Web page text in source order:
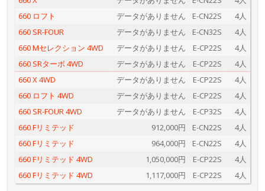
660 ロフト
データがありません E-CN22S
4人
660 SR-FOUR
データがありません E-CN32S
4人
660 Mセレクション 4WD
データがありません E-CP22S
4人
660 SRターボ 4WD
データがありません E-CP22S
4人
660 X 4WD
データがありません E-CP22S
4人
660 ロフト 4WD
データがありません E-CP22S
4人
660 SR-FOUR 4WD
データがありません E-CP32S
4人
660 Fリミテッド
912,000円 E-CN22S
4人
660 Fリミテッド
964,000円 E-CN22S
4人
660 Fリミテッド 4WD
1,050,000円 E-CP22S
4人
660 Fリミテッド 4WD
1,117,000円 E-CP22S 4人